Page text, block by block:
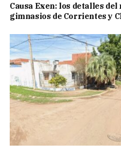
Causa Exen: los detalles
gimnasios de Corrientes y